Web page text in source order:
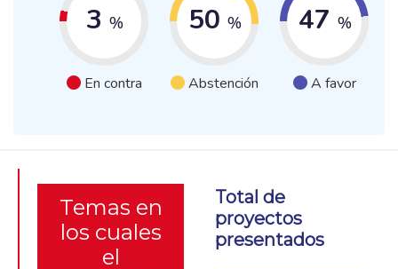
3 %
En contra
50 %
Abstención
47 %
A favor
Temas en
los cuales
el
Total de
proyectos
presentados